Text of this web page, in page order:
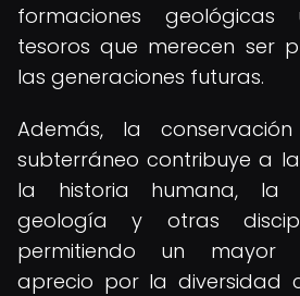
formaciones
tesoros que merecen ser
las generaciones futuras.
Además, la
subterráneo contribuye a
la historia humana, la
geología y otras
permitiendo un mayor
aprecio por la diversidad